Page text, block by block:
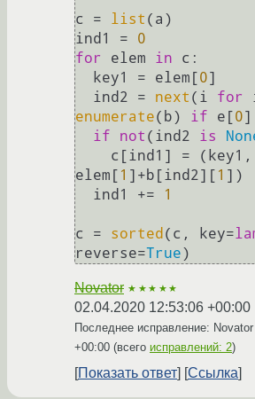
c = list (a)
ind1 = 0
for
elem in c:
  key1 = elem[
0]
  ind2 =
next (i for
enumerate(b) if e[0]
if
not (ind2 is
elem[ 1 ]+b[ind2][ 1 ])
  ind1 +=
1
c = sorted (c, key=
reverse=True
Novator ★★★★★
02.04.2020 12:53:06 +00:00
Последнее исправление: Novator
+00:00 (всего исправлений: 2)
Показать ответ Ссылка